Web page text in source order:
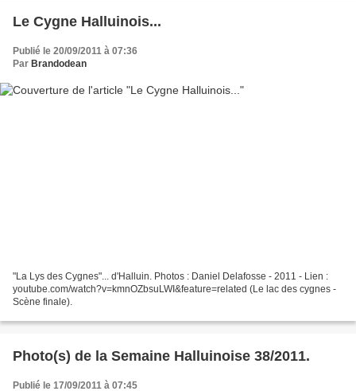
Le Cygne Halluinois...
Publié le 20/09/2011 à 07:36
Par Brandodean
"La Lys des Cygnes"... d'Halluin. Photos : Daniel Delafosse - 2011 - Lien :
youtube.com/watch?v=kmnOZbsuLWI&feature=related (Le lac des cygnes -
Scène finale).
Photo(s) de la Semaine Halluinoise 38/2011.
Publié le 17/09/2011 à 07:45